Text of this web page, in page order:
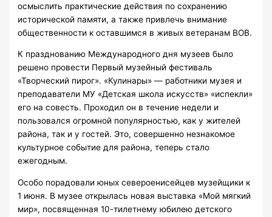
осмыслить практические действия по сохранению
исторической памяти, а также привлечь внимание
общественности к оставшимся в живых ветеранам ВОВ.
К празднованию Международного дня музеев было
решено провести Первый музейный фестиваль
«Творческий пирог». «Кулинары» — работники музея и
преподаватели МУ «Детская школа искусств» «испекли»
его на совесть. Проходил он в течение недели и
пользовался огромной популярностью, как у жителей
района, так и у гостей. Это, совершенно незнакомое
культурное событие для района, теперь стало
ежегодным.
Особо порадовали юных североенисейцев музейщики к
1 июня. В музее открылась новая выставка «Мой мягкий
мир», посвященная 10-тилетнему юбилею детского